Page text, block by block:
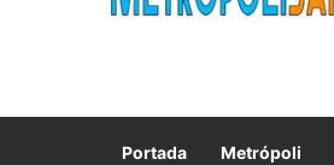
Portada Metrópoli